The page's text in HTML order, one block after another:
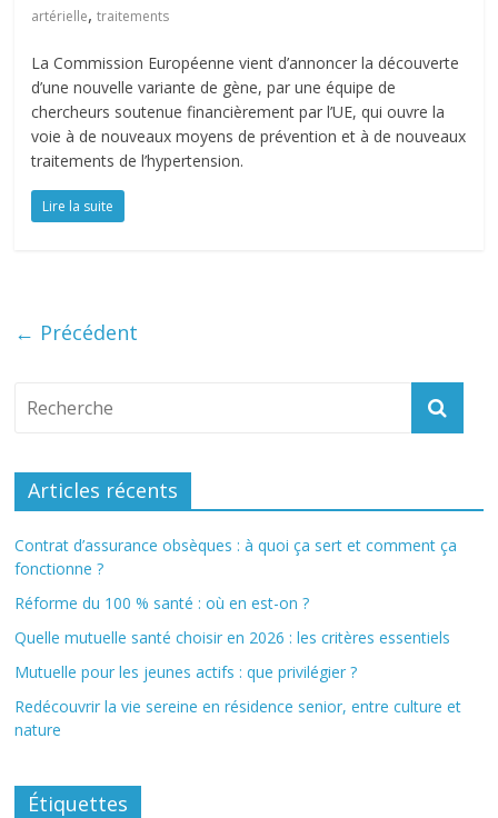
artérielle,traitements
La Commission Européenne vient d’annoncer la découverte
d’une nouvelle variante de gène, par une équipe de
chercheurs soutenue financièrement par l’UE, qui ouvre la
voie à de nouveaux moyens de prévention et à de nouveaux
traitements de l’hypertension.
Lire la suite
← Précédent
Articles récents
Contrat d’assurance obsèques : à quoi ça sert et comment ça
fonctionne ?
Réforme du 100 % santé : où en est-on ?
Quelle mutuelle santé choisir en 2026 : les critères essentiels
Mutuelle pour les jeunes actifs : que privilégier ?
Redécouvrir la vie sereine en résidence senior, entre culture et
nature
Étiquettes